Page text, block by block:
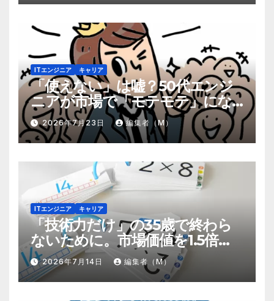
ITエンジニア キャリア
「使えない」は嘘？50代エンジ
ニアが市場で「モテモテ」にな
るための8個の強み
2026年7月23日 編集者（M）
ITエンジニア キャリア
「技術力だけ」の35歳で終わら
ないために。市場価値を1.5倍に
する『プラスα』の掛け算
2026年7月14日 編集者（M）